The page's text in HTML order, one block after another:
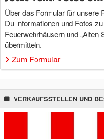
Über das Formular für unsere
Du Informationen und Fotos
Feuerwehrhäusern und „Alten
übermitteln.
Zum Formular
VERKAUFSSTELLEN UND